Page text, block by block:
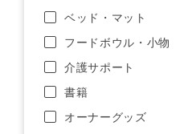
ベッド・マット
フードボウル・小物
介護サポート
書籍
オーナーグッズ